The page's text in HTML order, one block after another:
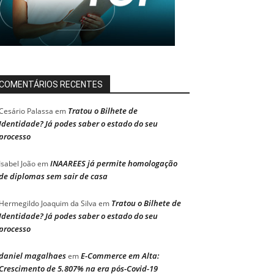
RECENTES
Palassa em Tratou o Bilhete de
Já podes saber o estado do seu
JoãoemINAAREES já permite homologação
diplomas sem sair de casa
Joaquim da Silva em Tratou o Bilhete de
Já podes saber o estado do seu
magalhaesemE-Commerce em Alta:
de 5.807% na era pós-Covid-19